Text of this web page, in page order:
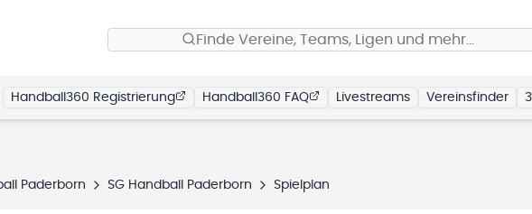
Finde Vereine, Teams, Ligen und mehr…
Handball360 Registrierung Handball360 FAQ Livestreams Vereinsfinder
Paderborn SG Handball Paderborn Spielplan